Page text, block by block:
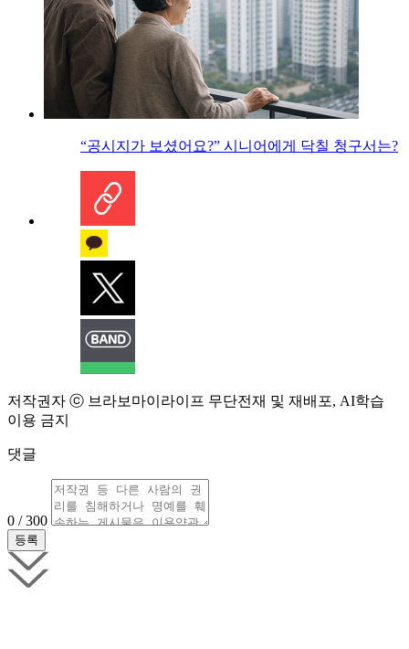
“공시지가 보셨어요?” 시니어에게 닥칠 청구서는?
저작권자 ⓒ 브라보마이라이프 무단전재 및 재배포, AI학습
이용 금지
댓글
0 / 300